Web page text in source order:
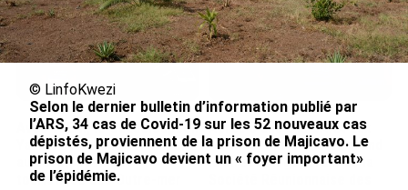
Avec VEENI, le Guadeloupéen
Yanis Foy entend participer
au développement
touristique des Outre-mer
Après 5 ans à la SARA aux
Antilles, Olivier Cotta prend
la direction générale de la
© LinfoKwezi
Selon le dernier bulletin d’information publié par
l’ARS, 34 cas de Covid-19 sur les 52 nouveaux cas
dépistés, proviennent de la prison de Majicavo. Le
prison de Majicavo devient un « foyer important»
de l’épidémie.